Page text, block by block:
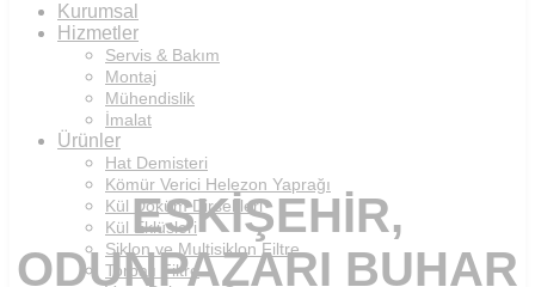
Kurumsal
Hizmetler
Servis & Bakım
Montaj
Mühendislik
İmalat
Ürünler
Hat Demisteri
Kömür Verici Helezon Yaprağı
Kül Döküm Dirsekleri
Kül Eklüsleri
Siklon ve Multisiklon Filtre
Torbalı Filtre
ESKIŞEHIR,
ODUNPAZARI BUHAR